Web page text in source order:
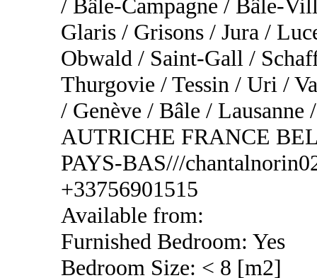
/ Bâle-Campagne / Bâle-
Glaris / Grisons / Jura /
Obwald / Saint-Gall /
Thurgovie / Tessin / Uri /
/ Genève / Bâle /
AUTRICHE FRANCE
PAYS-BAS///
+33756901515
Available from:
Furnished Bedroom: Yes
Bedroom Size: < 8 [m2]